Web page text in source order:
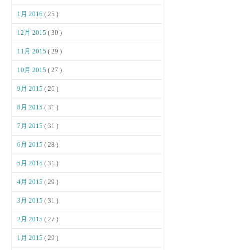
1月 2016( 25 )
12月 2015( 30 )
11月 2015( 29 )
10月 2015( 27 )
9月 2015( 26 )
8月 2015( 31 )
7月 2015( 31 )
6月 2015( 28 )
5月 2015( 31 )
4月 2015( 29 )
3月 2015( 31 )
2月 2015( 27 )
1月 2015( 29 )